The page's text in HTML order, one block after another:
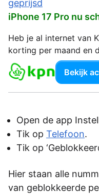
iPhone 17 Pro nu
Heb je al internet van
korting per maand en
Bekijk
Open de app
Tik op Telefoon.
Tik op
Hier staan alle
van geblokkeerde